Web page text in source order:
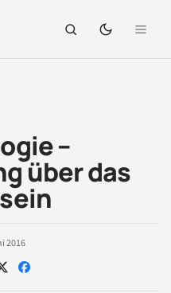
–
über das
2016
Auf Auf